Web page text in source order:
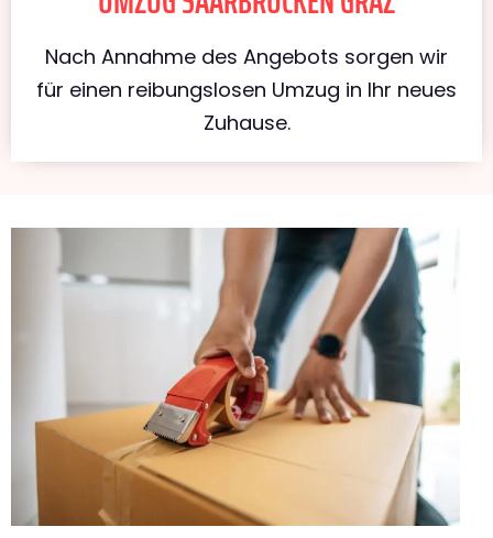
Nach Annahme des Angebots sorgen wir
für einen reibungslosen Umzug in Ihr neues
Zuhause.